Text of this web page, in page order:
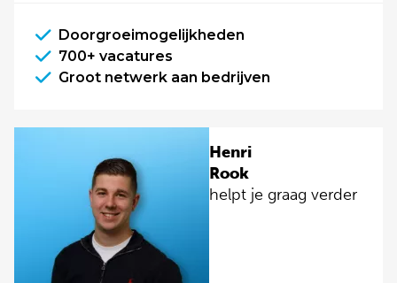
Doorgroeimogelijkheden
700+ vacatures
Groot netwerk aan bedrijven
Henri
Rook
helpt je graag verder